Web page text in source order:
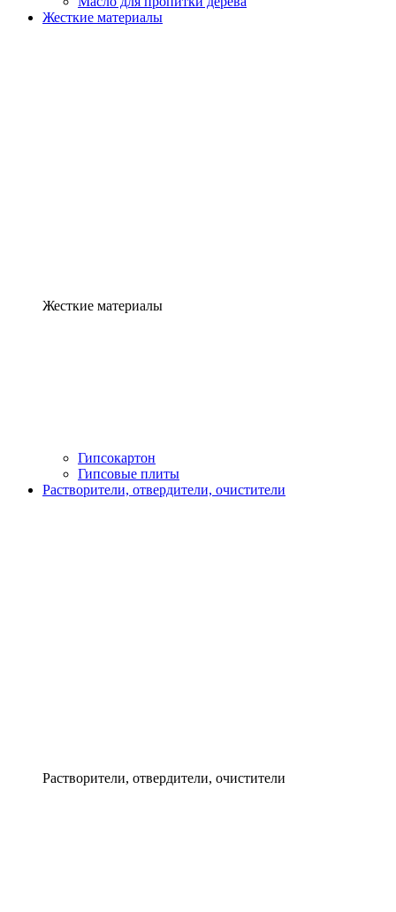
Жесткие материалы
Жесткие материалы
Гипсокартон
Гипсовые плиты
Растворители, отвердители, очистители
Растворители, отвердители, очистители